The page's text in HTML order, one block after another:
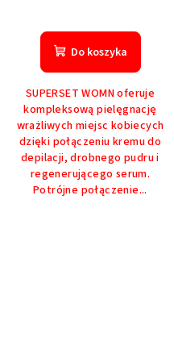
Do koszyka
SUPERSET WOMN oferuje
kompleksową pielęgnację
wrażliwych miejsc kobiecych
dzięki połączeniu kremu do
depilacji, drobnego pudru i
regenerującego serum.
Potrójne połączenie...